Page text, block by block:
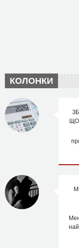
КОЛОНКИ
ЩО